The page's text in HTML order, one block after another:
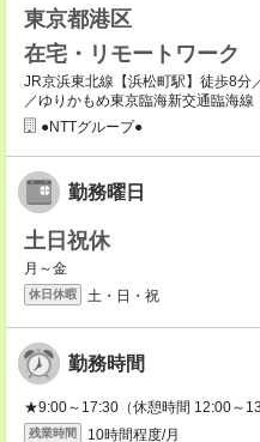
東京都港区
在宅・リモートワーク
JR京浜東北線【浜松町駅】徒歩8分
／ゆりかもめ東京臨海新交通臨海
●NTTグループ●
勤務曜日
土日祝休
月～金
休日休暇 土・日・祝
勤務時間
★9:00～17:30（休憩時間 12:00～
残業時間 10時間程度/月